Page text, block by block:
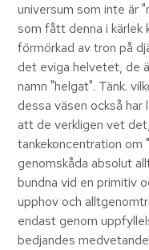
universum som inte är
som fått denna i kärlek
förmörkad av tron på
det eviga helvetet, de
namn "helgat". Tänk.
dessa väsen också har
att de verkligen vet
tankekoncentration om
genomskåda absolut
bundna vid en primitiv
upphov och
endast genom
bedjandes